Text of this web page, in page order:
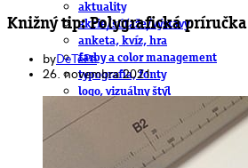
aktuality
akcie/súťaže/výstavy
anketa, kvíz, hra
farby a color management
typografia, fonty
logo, vizuálny štýl
dtp
pre-press, print
obalový dizajn
Knižný tip: Polygrafická príručka
byDeTePe
26. novembra 2021